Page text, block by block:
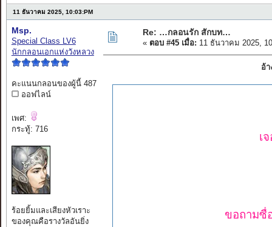
11 ธันวาคม 2025, 10:03:PM
Msp.
Special Class LV6
นักกลอนเอกแห่งวังหลวง
คะแนนกลอนของผู้นี้ 487
ออฟไลน์
เพศ:
กระทู้: 716
ร้อยยิ้มและเสียงหัวเราะ
ของคุณคือรางวัลอันยิ่ง
Re: …กลอนรัก สักบท…
« ตอบ #45 เมื่อ: 11 ธันวาคม 2025,
อ้
เ
ขอถามซื่